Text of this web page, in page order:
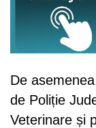
De
de Poliție
Veterinare și